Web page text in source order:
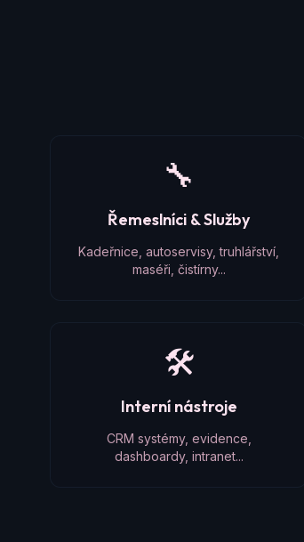
🔧
Řemeslníci & Služby
Kadeřnice, autoservisy, truhlářství,
maséři, čistírny...
🛠️
Interní nástroje
CRM systémy, evidence,
dashboardy, intranet...